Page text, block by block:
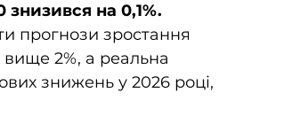
на 0,1%.
прогнози зростання
вище 2%, а реальна
знижень у 2026 році,